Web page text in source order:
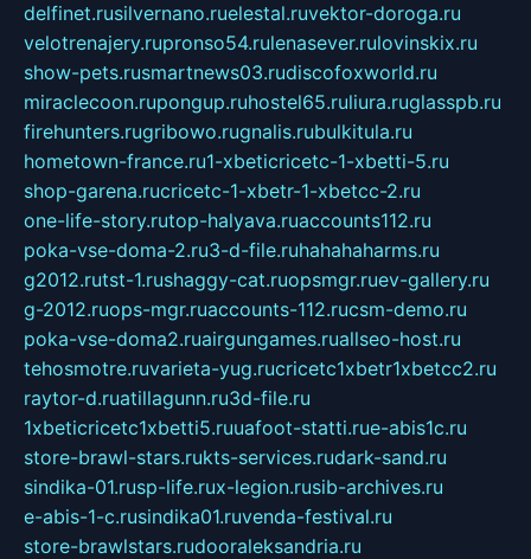
delfinet.rusilvernano.ruelestal.ruvektor-doroga.ru
velotrenajery.rupronso54.rulenasever.rulovinskix.ru
show-pets.rusmartnews03.rudiscofoxworld.ru
miraclecoon.rupongup.ruhostel65.ruliura.ruglasspb.ru
firehunters.rugribowo.rugnalis.rubulkitula.ru
hometown-france.ru1-xbeticricetc-1-xbetti-5.ru
shop-garena.rucricetc-1-xbetr-1-xbetcc-2.ru
one-life-story.rutop-halyava.ruaccounts112.ru
poka-vse-doma-2.ru3-d-file.ruhahahaharms.ru
g2012.rutst-1.rushaggy-cat.ruopsmgr.ruev-gallery.ru
g-2012.ruops-mgr.ruaccounts-112.rucsm-demo.ru
poka-vse-doma2.ruairgungames.ruallseo-host.ru
tehosmotre.ruvarieta-yug.rucricetc1xbetr1xbetcc2.ru
raytor-d.ruatillagunn.ru3d-file.ru
1xbeticricetc1xbetti5.ruuafoot-statti.rue-abis1c.ru
store-brawl-stars.rukts-services.rudark-sand.ru
sindika-01.rusp-life.rux-legion.rusib-archives.ru
e-abis-1-c.rusindika01.ruvenda-festival.ru
store-brawlstars.rudooraleksandria.ru